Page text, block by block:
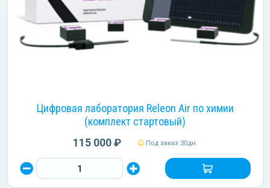
Цифровая лаборатория Releon Air по химии
(комплект стартовый)
115 000 ₽ Под заказ 30дн.